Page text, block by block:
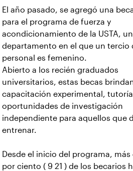
El año pasado, se agregó una
para el programa de fuerza y
acondicionamiento de la USTA, un
departamento en el que un tercio
personal es femenino.
Abierto a los recién graduados
universitarios, estas becas
capacitación experimental,
oportunidades de investigación
independiente para aquellos que
entrenar.
Desde el inicio del programa, más
por ciento ( 9 21 ) de los becarios